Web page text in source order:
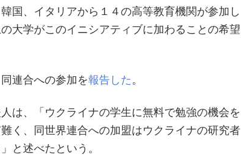
国、イタリアから１４の高等教育機関が参加し
大学がこのイニシアティブに加わることの希望
連合への参加を報告した 。
は、「ウクライナの学生に無料で勉強の機会を
く、同世界連合への加盟はウクライナの研究者
と述べたという。